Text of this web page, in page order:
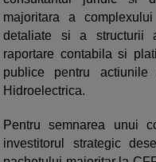
majoritara a
detaliate si a structurii
raportare contabila si
publice pentru
Hidroelectrica.
Pentru semnarea unui
investitorul strategic